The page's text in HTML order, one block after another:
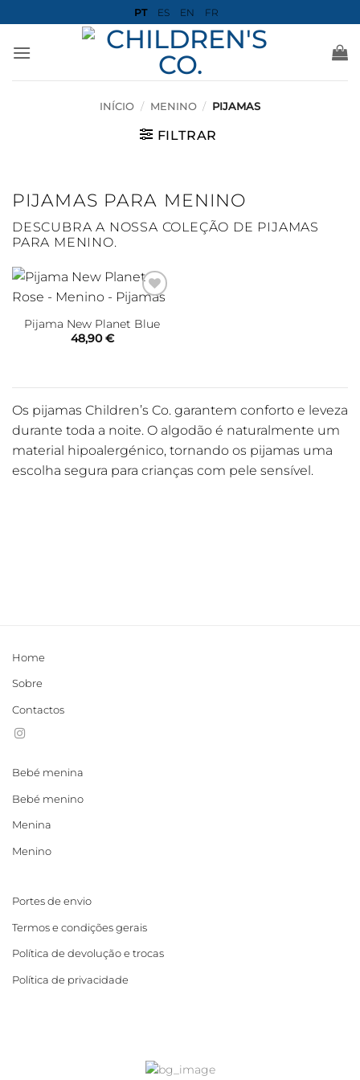
to
content
PT ES EN FR
INÍCIO / MENINO / PIJAMAS
FILTRAR
PIJAMAS PARA MENINO
DESCUBRA A NOSSA COLEÇÃO DE PIJAMAS
PARA MENINO.
Pijama New Planet Blue
48,90€
Os pijamas Children’s Co. garantem conforto e leveza
durante toda a noite. O algodão é naturalmente um
material hipoalergénico, tornando os pijamas uma
escolha segura para crianças com pele sensível.
Home
Sobre
Contactos
Bebé menina
Bebé menino
Menina
Menino
Portes de envio
Termos e condições gerais
Política de devolução e trocas
Política de privacidade